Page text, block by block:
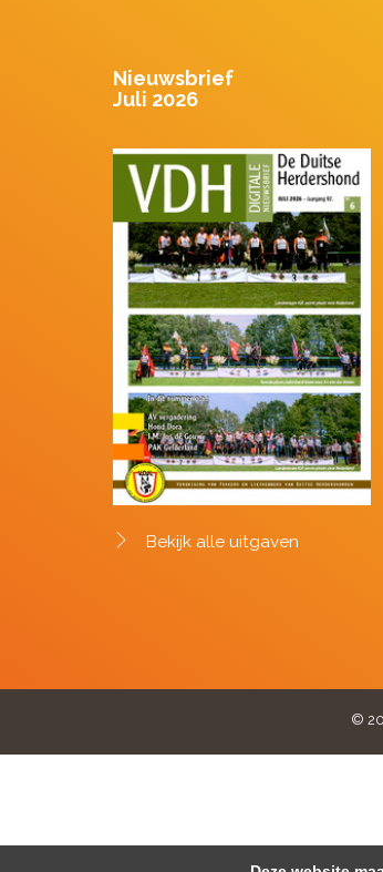
Nieuwsbrief
Juli 2026
Bekijk alle uitgaven
©